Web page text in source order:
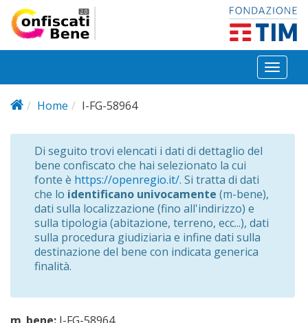
Salta al contenuto principale
Toggle
Home
I-FG-58964
Di seguito trovi elencati i dati di dettaglio del
bene confiscato che hai selezionato la cui
fonte è https://openregio.it/. Si tratta di dati
che lo identificano univocamente (m-bene),
dati sulla localizzazione (fino all'indirizzo) e
sulla tipologia (abitazione, terreno, ecc...), dati
sulla procedura giudiziaria e infine dati sulla
destinazione del bene con indicata generica
finalità.